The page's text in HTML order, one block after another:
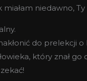
miałam niedawno, Ty
do prelekcji
który znał go